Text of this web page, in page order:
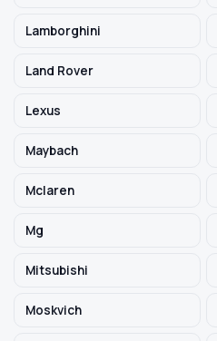
Lamborghini
Land Rover
Lexus
Maybach
Mclaren
Mg
Mitsubishi
Moskvich